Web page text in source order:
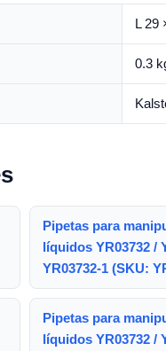
L 29
0.3
Pipetas para
líquidos YR03732 /
YR03732-1 (SKU:
Pipetas para
líquidos YR03732 /